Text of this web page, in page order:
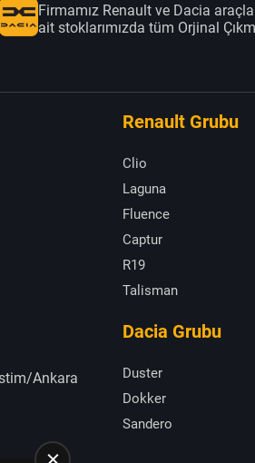
Firmamız Renault ve Dacia
ait stoklarımızda tüm Orjinal
Ankara
Renault Grubu
Clio
Laguna
Fluence
Captur
R19
Talisman
Dacia Grubu
Duster
Dokker
Sandero